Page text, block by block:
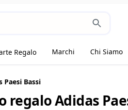
Regalo Marchi Chi Siamo
Paesi Bassi
regalo Adidas